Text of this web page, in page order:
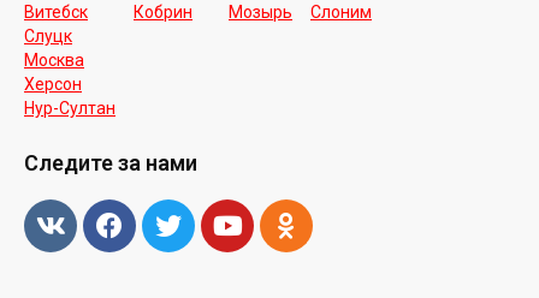
Витебск
Кобрин
Мозырь
Слоним
Слуцк
Москва
Херсон
Нур-Cултан
Следите за нами